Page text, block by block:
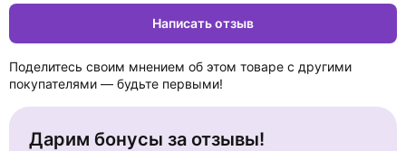
Написать отзыв
Поделитесь своим мнением об этом товаре с другими
покупателями — будьте первыми!
Дарим бонусы за отзывы!